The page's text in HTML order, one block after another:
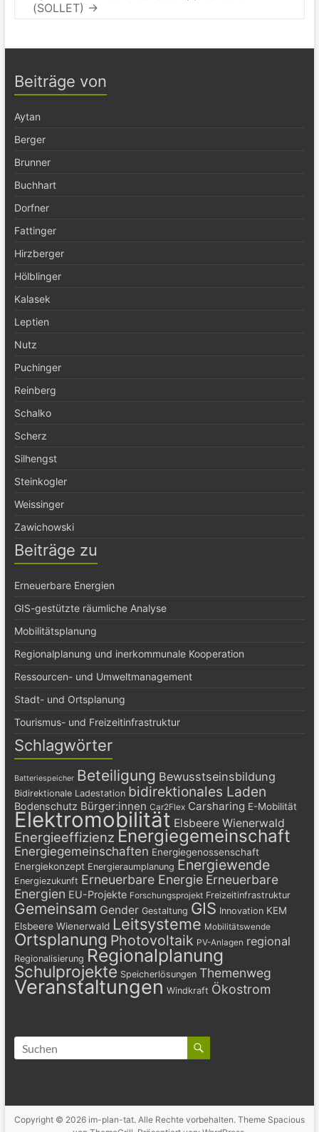
(SOLLET) →
Beiträge von
Aytan
Berger
Brunner
Buchhart
Dorfner
Fattinger
Hirzberger
Hölblinger
Kalasek
Leptien
Nutz
Puchinger
Reinberg
Schalko
Scherz
Silhengst
Steinkogler
Weissinger
Zawichowski
Beiträge zu
Erneuerbare Energien
GIS-gestützte räumliche Analyse
Mobilitätsplanung
Regionalplanung und inerkommunale Kooperation
Ressourcen- und Umweltmanagement
Stadt- und Ortsplanung
Tourismus- und Freizeitinfrastruktur
Schlagwörter
Batteriespeicher Beteiligung Bewusstseinsbildung
Bidirektionale Ladestation bidirektionales Laden
Bodenschutz Bürger:innen Car2Flex Carsharing E-Mobilität
Elektromobilität Elsbeere Wienerwald
Energieeffizienz Energiegemeinschaft
Energiegemeinschaften Energiegenossenschaft
Energiekonzept Energieraumplanung Energiewende
Energiezukunft Erneuerbare Energie Erneuerbare
Energien EU-Projekte Forschungsprojekt Freizeitinfrastruktur
Gemeinsam Gender Gestaltung GIS Innovation KEM
Elsbeere Wienerwald Leitsysteme Mobilitätswende
Ortsplanung Photovoltaik PV-Anlagen regional
Regionalisierung Regionalplanung
Schulprojekte Speicherlösungen Themenweg
Veranstaltungen Windkraft Ökostrom
Copyright © 2026 im-plan-tat. Alle Rechte vorbehalten. Theme Spacious